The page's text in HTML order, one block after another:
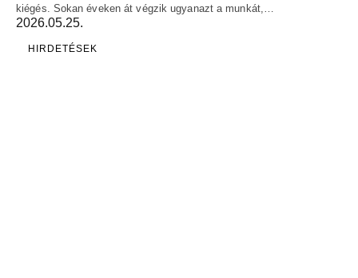
kiégés. Sokan éveken át végzik ugyanazt a munkát,…
2026.05.25.
HIRDETÉSEK